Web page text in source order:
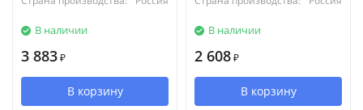
В наличии
3 883 ₽
В корзину
В наличии
2 608 ₽
В корзину